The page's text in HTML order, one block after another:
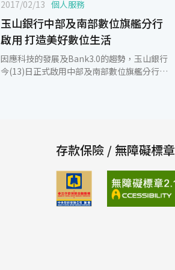
2017/02/13 個人服務
玉山銀行中部及南部數位旗艦分行
啟用 打造美好數位生活
因應科技的發展及Bank3.0的趨勢，玉山銀行
今(13)日正式啟用中部及南部數位旗艦分行，
融服務。 玉山銀行數位旗艦分行以3i體驗為核
心，透過結合智能(intelligence)、互動
(interaction)及整合(integration)的科技應
用與流程設計，提供各項優質的金融服務，包
含人工智慧機器人「小i」、線上預約服務、企
業專櫃、開戶專櫃、便捷金融區及視訊櫃員機
存款保險 / 無障礙標章